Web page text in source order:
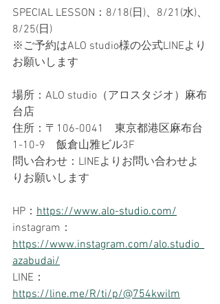
SPECIAL LESSON：8/18(日)、8/21(水)、
8/25(日)
※ご予約はALO studio様の公式LINEより
お願いします
場所：ALO studio（アロスタジオ）麻布
台店
住所：〒106-0041　東京都港区麻布台
1-10-9　飯倉山雅ビル3F
問い合わせ：LINEよりお問い合わせよ
りお願いします
HP： https://www.alo-studio.com/
instagram：
https://www.instagram.com/alo.studio_
azabudai/
LINE：
https://line.me/R/ti/p/@754kwilm